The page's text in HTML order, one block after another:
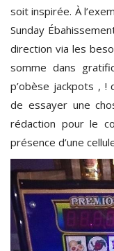
soit inspirée. À
Sunday
direction via les
somme dans
p’obèse jackpots , !
de essayer une
rédaction pour le
présence d’une